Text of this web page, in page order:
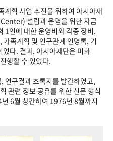
획 사업 추진을 위하여 아시아재
설립과 운영을 위한 자금
1인에 대한 운영비와 각종 장비,
족계획 및 인구관계 인명록, 기
다. 결과, 아시아재단은 미화
행할 수 있었다.
연구결과 초록지를 발간하였고,
관련 정보 공유를 위한 신문 형식
6월 창간하여 1976년 8월까지